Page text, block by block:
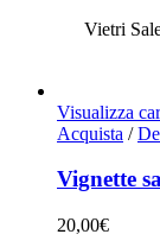
Vietri
Visualizza
Acquista /
Vignette
20,00€